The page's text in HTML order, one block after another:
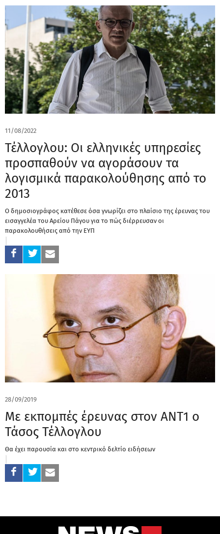
11/08/2022
Τέλλογλου: Οι ελληνικές υπηρεσίες
προσπαθούν να αγοράσουν τα
λογισμικά παρακολούθησης από το
2013
Ο δημοσιογράφος κατέθεσε όσα γνωρίζει στο πλαίσιο της έρευνας του
εισαγγελέα του Αρείου Πάγου για το πώς διέρρευσαν οι
παρακολουθήσεις από την ΕΥΠ
28/09/2019
Με εκπομπές έρευνας στον ΑΝΤ1 ο
Τάσος Τέλλογλου
Θα έχει παρουσία και στο κεντρικό δελτίο ειδήσεων